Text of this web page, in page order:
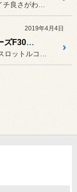
2019年4月4日
New PPTをBMW（3シリーズF30）に取り付けてみました。